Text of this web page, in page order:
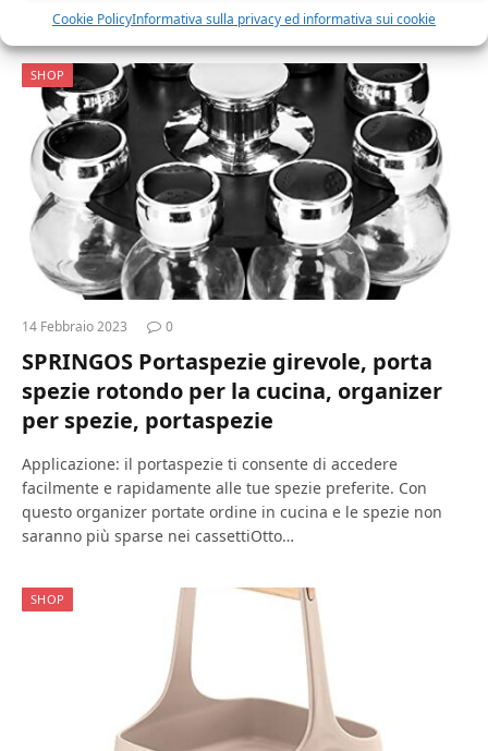
Cookie PolicyInformativa sulla privacy ed informativa sui cookie
sempre a portata di…
SHOP
14 Febbraio 2023 0
SPRINGOS Portaspezie girevole, porta
spezie rotondo per la cucina, organizer
per spezie, portaspezie
Applicazione: il portaspezie ti consente di accedere
facilmente e rapidamente alle tue spezie preferite. Con
questo organizer portate ordine in cucina e le spezie non
saranno più sparse nei cassettiOtto…
SHOP